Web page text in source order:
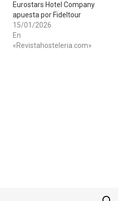
Eurostars Hotel Company
apuesta por Fideltour
15/01/2026
En
«Revistahosteleria.com»